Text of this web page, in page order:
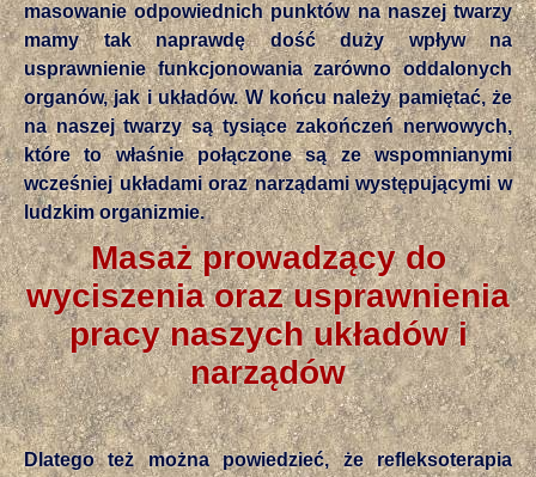
masowanie odpowiednich punktów na naszej twarzy
mamy tak naprawdę dość duży wpływ na
usprawnienie funkcjonowania zarówno oddalonych
organów, jak i układów. W końcu należy pamiętać, że
na naszej twarzy są tysiące zakończeń nerwowych,
które to właśnie połączone są ze wspomnianymi
wcześniej układami oraz narządami występującymi w
ludzkim organizmie.
Masaż prowadzący do
wyciszenia oraz usprawnienia
pracy naszych układów i
narządów
Dlatego też można powiedzieć, że refleksoterapia